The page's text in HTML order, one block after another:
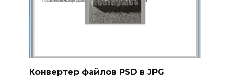
Конвертер файлов PSD в JPG